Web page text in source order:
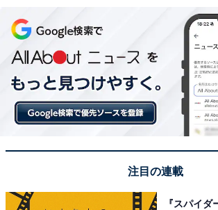
注目の連載
『スパイダ